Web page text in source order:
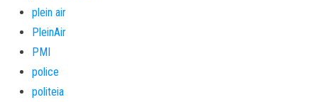
plein air
PleinAir
PMI
police
politeia